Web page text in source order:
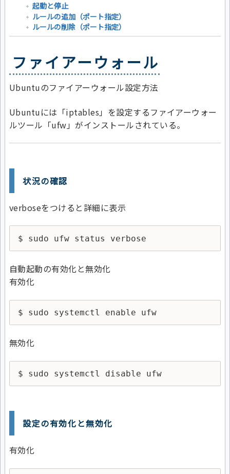
起動と停止
ルールの追加（ポート指定）
ルールの削除（ポート指定）
ファイアーウォール
Ubuntuのファイアーウォール設定方法
Ubuntuには「iptables」を設定するファイアーウォー
ルツール「ufw」がインストールされている。
状況の確認
verboseをつけると詳細に表示
$ sudo ufw status verbose
自動起動の有効化と無効化
有効化
$ sudo systemctl enable ufw
無効化
$ sudo systemctl disable ufw
設定の有効化と無効化
有効化